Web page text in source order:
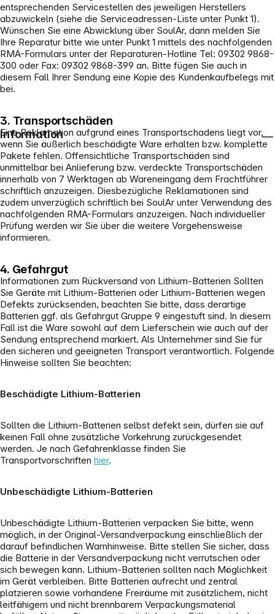
entsprechenden Servicestellen des jeweiligen Herstellers
abzuwickeln (siehe die Serviceadressen-Liste unter Punkt 1).
Wünschen Sie eine Abwicklung über SoulAr, dann melden Sie
Ihre Reparatur bitte wie unter Punkt 1 mittels des nachfolgenden
RMA-Formulars unter der Reparaturen-Hotline Tel: 09302 9868-
300 oder Fax: 09302 9868-399 an. Bitte fügen Sie auch in
diesem Fall Ihrer Sendung eine Kopie des Kundenkaufbelegs mit
bei.
3. Transportschäden
Eine Reklamation aufgrund eines Transportschadens liegt vor,
wenn Sie äußerlich beschädigte Ware erhalten bzw. komplette
Pakete fehlen. Offensichtliche Transportschäden sind
unmittelbar bei Anlieferung bzw. verdeckte Transportschäden
innerhalb von 7 Werktagen ab Wareneingang dem Frachtführer
schriftlich anzuzeigen. Diesbezügliche Reklamationen sind
zudem unverzüglich schriftlich bei SoulAr unter Verwendung des
nachfolgenden RMA-Formulars anzuzeigen. Nach individueller
Prüfung werden wir Sie über die weitere Vorgehensweise
informieren.
4. Gefahrgut
Informationen zum Rückversand von Lithium-Batterien Sollten
Sie Geräte mit Lithium-Batterien oder Lithium-Batterien wegen
Defekts zurücksenden, beachten Sie bitte, dass derartige
Batterien ggf. als Gefahrgut Gruppe 9 eingestuft sind. In diesem
Fall ist die Ware sowohl auf dem Lieferschein wie auch auf der
Sendung entsprechend markiert. Als Unternehmer sind Sie für
den sicheren und geeigneten Transport verantwortlich. Folgende
Hinweise sollten Sie beachten:
Beschädigte Lithium-Batterien
Sollten die Lithium-Batterien selbst defekt sein, dürfen sie auf
keinen Fall ohne zusätzliche Vorkehrung zurückgesendet
werden. Je nach Gefahrenklasse finden Sie
Transportvorschriften hier.
Unbeschädigte Lithium-Batterien
Unbeschädigte Lithium-Batterien verpacken Sie bitte, wenn
möglich, in der Original-Versandverpackung einschließlich der
darauf befindlichen Warnhinweise. Bitte stellen Sie sicher, dass
die Batterie in der Versandverpackung nicht verrutschen oder
sich bewegen kann. Lithium-Batterien sollten nach Möglichkeit
im Gerät verbleiben. Bitte Batterien aufrecht und zentral
platzieren sowie vorhandene Freiräume mit zusätzlichem, nicht
leitfähigem und nicht brennbarem Verpackungsmaterial
Information